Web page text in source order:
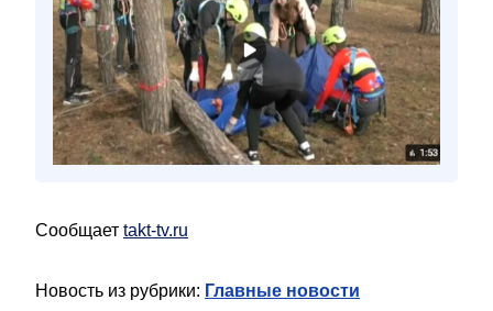
Сообщает takt-tv.ru
Новость из рубрики: Главные новости